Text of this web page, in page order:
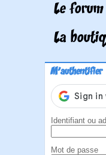
Le forum
La
M'authentifier
Identifiant ou
Mot de passe